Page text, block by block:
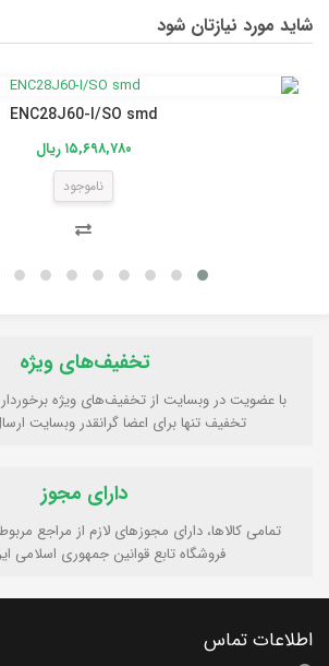
شاید مورد نیازتان شود
ENC28J60-I/SO smd
۱۵,۶۹۸,۷۸۰ ریال
ناموجود
تخفیف‌های ویژه
با عضویت در وبسایت از تخفیف‌های ویژه
تخفیف تنها برای اعضا گرانقدر وبسایت
دارای مجوز
تمامی كالاها، دارای مجوزهای لازم از مراجع
فروشگاه تابع قوانين جمهوری اسلامی
اطلاعات تماس